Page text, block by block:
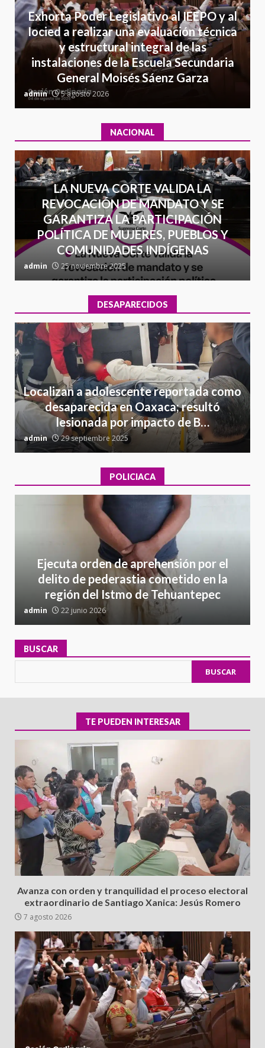
Detienen a Ernesto Ruffo en Baja
California; FGR lo investiga por
presuntos delitos de
delincuencia organizada y
contrabando
16 julio 2026
Exhorta Poder Legislativo al IEEPO y al
Iocied a realizar una evaluación técnica
y estructural integral de las
instalaciones de la Escuela Secundaria
General Moisés Sáenz Garza
admin 5 agosto 2026
NACIONAL
LA NUEVA CORTE VALIDA LA
REVOCACIÓN DE MANDATO Y SE
GARANTIZA LA PARTICIPACIÓN
POLÍTICA DE MUJERES, PUEBLOS Y
COMUNIDADES INDÍGENAS
admin 25 noviembre 2025
DESAPARECIDOS
Localizan a adolescente reportada como
desaparecida en Oaxaca; resultó
lesionada por impacto de B…
admin 29 septiembre 2025
POLICIACA
Ejecuta orden de aprehensión por el
delito de pederastia cometido en la
región del Istmo de Tehuantepec
admin 22 junio 2026
BUSCAR
BUSCAR
TE PUEDEN INTERESAR
Avanza con orden y tranquilidad el proceso electoral
extraordinario de Santiago Xanica: Jesús Romero
7 agosto 2026